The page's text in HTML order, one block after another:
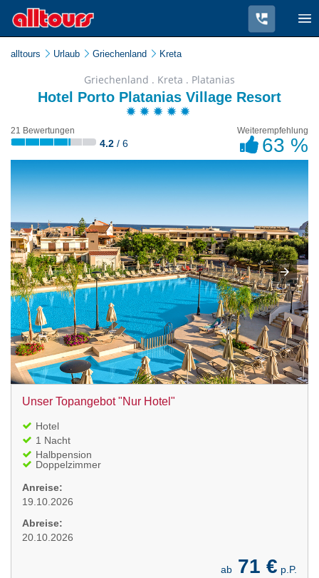
alltours Urlaub Griechenland Kreta
Griechenland . Kreta . Platanias
Hotel Porto Platanias Village Resort
21 Bewertungen
4.2 / 6
Weiterempfehlung
63 %
Unser Topangebot "Nur Hotel"
Hotel
1 Nacht
Halbpension
Doppelzimmer
Anreise:
19.10.2026
Abreise:
20.10.2026
ab 71 € p.P.